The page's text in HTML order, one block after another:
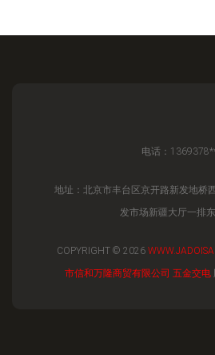
电话：
地址：北京市丰台区京开路新发地桥
发市场新疆大厅一排
COPYRIGHT © 2026
市信和万隆商贸有限公司 五金交电